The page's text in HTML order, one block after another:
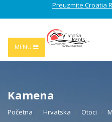
Preuzmite Croatia
MENU
Kamena
Početna Hrvatska Otoci